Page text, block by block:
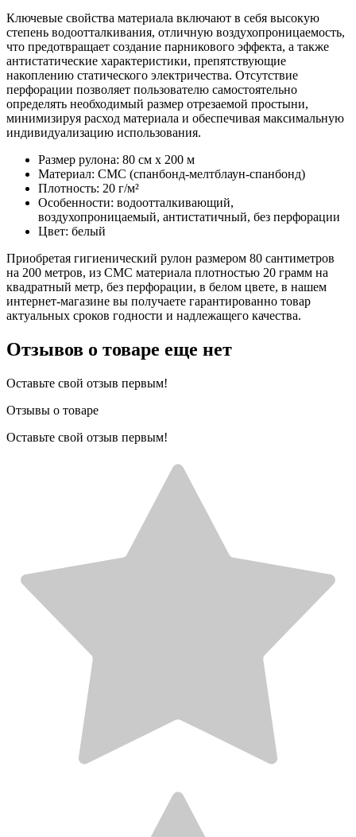
Ключевые свойства материала включают в себя высокую
степень водоотталкивания, отличную воздухопроницаемость,
что предотвращает создание парникового эффекта, а также
антистатические характеристики, препятствующие
накоплению статического электричества. Отсутствие
перфорации позволяет пользователю самостоятельно
определять необходимый размер отрезаемой простыни,
минимизируя расход материала и обеспечивая максимальную
индивидуализацию использования.
Размер рулона: 80 см х 200 м
Материал: СМС (спанбонд-мелтблаун-спанбонд)
Плотность: 20 г/м²
Особенности: водоотталкивающий,
воздухопроницаемый, антистатичный, без перфорации
Цвет: белый
Приобретая гигиенический рулон размером 80 сантиметров
на 200 метров, из СМС материала плотностью 20 грамм на
квадратный метр, без перфорации, в белом цвете, в нашем
интернет-магазине вы получаете гарантированно товар
актуальных сроков годности и надлежащего качества.
Отзывов о товаре еще нет
Оставьте свой отзыв первым!
Отзывы о товаре
Оставьте свой отзыв первым!